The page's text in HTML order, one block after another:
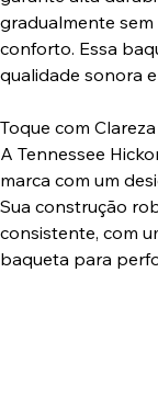
gradualmente sem
conforto. Essa
qualidade sonora
Toque com
A Tennessee
marca com um
Sua construção
consistente, com
baqueta para